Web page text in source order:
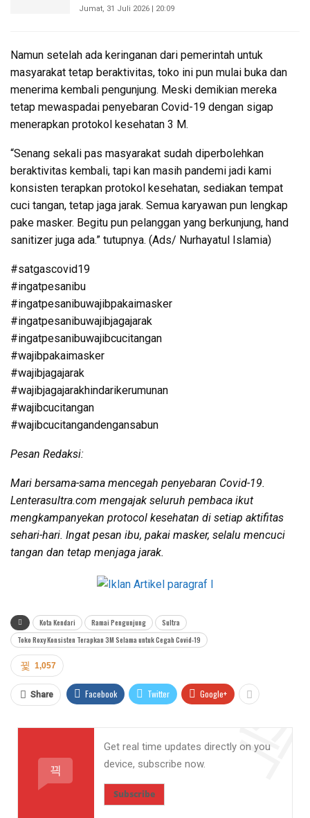
Jumat, 31 Juli 2026 | 20:09
Namun setelah ada keringanan dari pemerintah untuk
masyarakat tetap beraktivitas, toko ini pun mulai buka dan
menerima kembali pengunjung. Meski demikian mereka
tetap mewaspadai penyebaran Covid-19 dengan sigap
menerapkan protokol kesehatan 3 M.
“Senang sekali pas masyarakat sudah diperbolehkan
beraktivitas kembali, tapi kan masih pandemi jadi kami
konsisten terapkan protokol kesehatan, sediakan tempat
cuci tangan, tetap jaga jarak. Semua karyawan pun lengkap
pake masker. Begitu pun pelanggan yang berkunjung, hand
sanitizer juga ada.” tutupnya. (Ads/ Nurhayatul Islamia)
#satgascovid19
#ingatpesanibu
#ingatpesanibuwajibpakaimasker
#ingatpesanibuwajibjagajarak
#ingatpesanibuwajibcucitangan
#wajibpakaimasker
#wajibjagajarak
#wajibjagajarakhindarikerumunan
#wajibcucitangan
#wajibcucitangandengansabun
Pesan Redaksi:
Mari bersama-sama mencegah penyebaran Covid-19.
Lenterasultra.com mengajak seluruh pembaca ikut
mengkampanyekan protocol kesehatan di setiap aktifitas
sehari-hari. Ingat pesan ibu, pakai masker, selalu mencuci
tangan dan tetap menjaga jarak.
Kota Kendari Ramai Pengunjung
Sultra
Toko Roxy Konsisten Terapkan 3M Selama untuk Cegah Covid-19
1,057
Share Facebook Twitter Google+
Get real time updates directly on you
device, subscribe now.
Subscribe